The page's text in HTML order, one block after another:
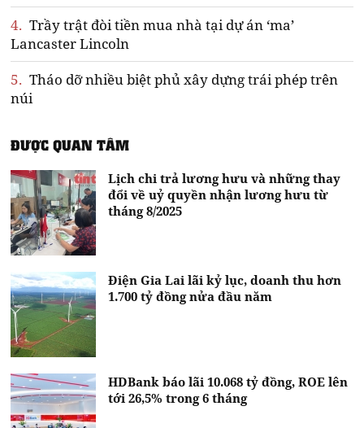
4. Trầy trật đòi tiền mua nhà tại dự án ‘ma’
Lancaster Lincoln
5. Tháo dỡ nhiều biệt phủ xây dựng trái phép trên
núi
ĐƯỢC QUAN TÂM
Lịch chi trả lương hưu và những thay
đổi về uỷ quyền nhận lương hưu từ
tháng 8/2025
Điện Gia Lai lãi kỷ lục, doanh thu hơn
1.700 tỷ đồng nửa đầu năm
HDBank báo lãi 10.068 tỷ đồng, ROE lên
tới 26,5% trong 6 tháng